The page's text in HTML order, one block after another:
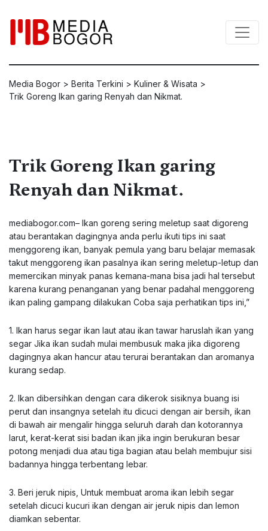
Media Bogor > Berita Terkini > Kuliner & Wisata >
Trik Goreng Ikan garing Renyah dan Nikmat.
Trik Goreng Ikan garing
Renyah dan Nikmat.
mediabogor.com– Ikan goreng sering meletup saat digoreng
atau berantakan dagingnya anda perlu ikuti tips ini saat
menggoreng ikan, banyak pemula yang baru belajar memasak
takut menggoreng ikan pasalnya ikan sering meletup-letup dan
memercikan minyak panas kemana-mana bisa jadi hal tersebut
karena kurang penanganan yang benar padahal menggoreng
ikan paling gampang dilakukan Coba saja perhatikan tips ini,”
1. Ikan harus segar ikan laut atau ikan tawar haruslah ikan yang
segar Jika ikan sudah mulai membusuk maka jika digoreng
dagingnya akan hancur atau terurai berantakan dan aromanya
kurang sedap.
2. Ikan dibersihkan dengan cara dikerok sisiknya buang isi
perut dan insangnya setelah itu dicuci dengan air bersih, ikan
di bawah air mengalir hingga seluruh darah dan kotorannya
larut, kerat-kerat sisi badan ikan jika ingin berukuran besar
potong menjadi dua atau tiga bagian atau belah membujur sisi
badannya hingga terbentang lebar.
3. Beri jeruk nipis, Untuk membuat aroma ikan lebih segar
setelah dicuci kucuri ikan dengan air jeruk nipis dan lemon
diamkan sebentar.